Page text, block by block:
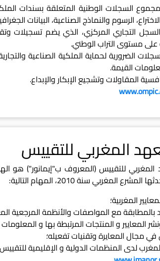
السجلات الوطنية المتعلقة بسندات
الرسوم والنماذج الصناعية، البيانات
التجاري المركزي، الذي يضم تسجيلات
على مستوى التراب الوطني.
الضرورية لحماية الملكية الصناعية
القيمة.
المقاولات وتشجيع الإبكار والإبداع.
المغربي للتقييس
المغربي للتقييس (المعروف ب"إيمانور") هو
المشرع المغربي سنة 2010، المهام التالية:
المغربية؛
بالمطابقة مع المواصفات والأنظمة المرجعية
المعايير و المنتجات المرتبطة بها و
في مجال المعايرة وتقنيات تفعيله؛
لدى المنظمات الدولية و الإقليمية